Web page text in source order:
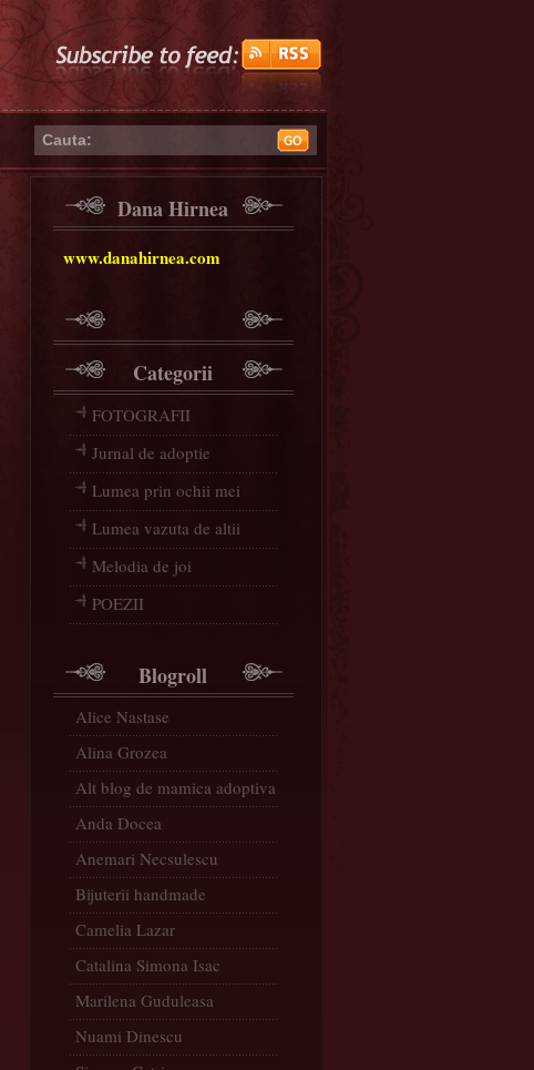
Cauta:
Dana Hirnea
www.danahirnea.com
Categorii
FOTOGRAFII
Jurnal de adoptie
Lumea prin ochii mei
Lumea vazuta de altii
Melodia de joi
POEZII
Blogroll
Alice Nastase
Alina Grozea
Alt blog de mamica adoptiva
Anda Docea
Anemari Necsulescu
Bijuterii handmade
Camelia Lazar
Catalina Simona Isac
Marilena Guduleasa
Nuami Dinescu